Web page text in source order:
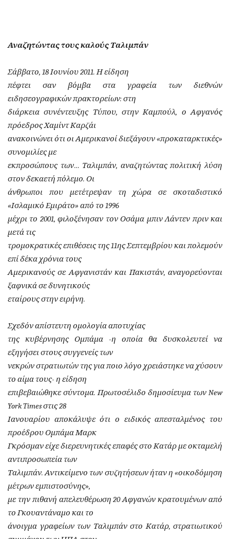
Αναζητώντας τους καλούς Ταλιμπάν
Σάββατο, 18 Ιουνίου 2011. Η είδηση
πέφτει σαν βόμβα στα γραφεία των διεθνών
ειδησεογραφικών πρακτορείων: στη
διάρκεια συνέντευξης Τύπου, στην Καμπούλ, ο Αφγανός
πρόεδρος Χαμίντ Καρζάι
ανακοινώνει ότι οι Αμερικανοί διεξάγουν «προκαταρκτικές»
συνομιλίες με
εκπροσώπους των… Ταλιμπάν, αναζητώντας πολιτική λύση
στον δεκαετή πόλεμο. Οι
άνθρωποι που μετέτρεψαν τη χώρα σε σκοταδιστικό
«Ισλαμικό Εμιράτο» από το 1996
μέχρι το 2001, φιλοξένησαν τον Οσάμα μπιν Λάντεν πριν και
μετά τις
τρομοκρατικές επιθέσεις της 11ης Σεπτεμβρίου και πολεμούν
επί δέκα χρόνια τους
Αμερικανούς σε Αφγανιστάν και Πακιστάν, αναγορεύονται
ξαφνικά σε δυνητικούς
εταίρους στην ειρήνη.
Σχεδόν απίστευτη ομολογία αποτυχίας
της κυβέρνησης Ομπάμα -η οποία θα δυσκολευτεί να
εξηγήσει στους συγγενείς των
νεκρών στρατιωτών της για ποιο λόγο χρειάστηκε να χύσουν
το αίμα τους- η είδηση
επιβεβαιώθηκε σύντομα. Πρωτοσέλιδο δημοσίευμα των New
York Times στις 28
Ιανουαρίου αποκάλυψε ότι ο ειδικός απεσταλμένος του
προέδρου Ομπάμα Μαρκ
Γκρόσμαν είχε διερευνητικές επαφές στο Κατάρ με οκταμελή
αντιπροσωπεία των
Ταλιμπάν. Αντικείμενο των συζητήσεων ήταν η «οικοδόμηση
μέτρων εμπιστοσύνης»,
με την πιθανή απελευθέρωση 20 Αφγανών κρατουμένων από
το Γκουαντάναμο και το
άνοιγμα γραφείων των Ταλιμπάν στο Κατάρ, στρατιωτικού